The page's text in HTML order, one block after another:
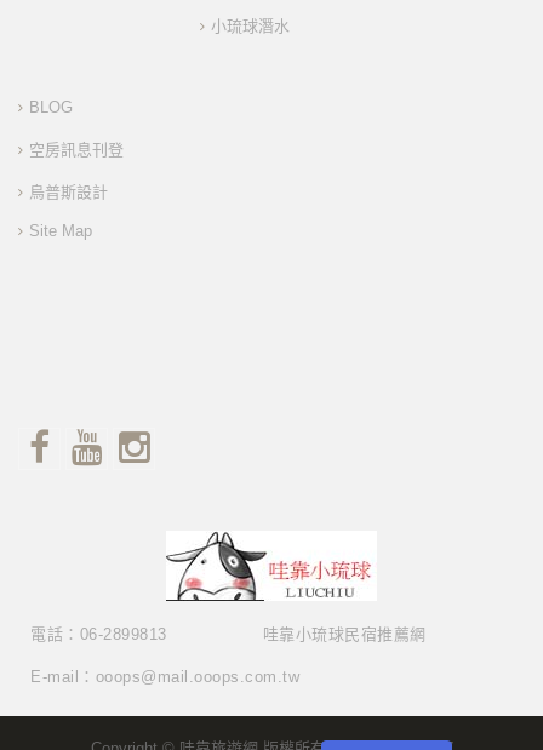
小琉球潛水
BLOG
空房訊息刊登
烏普斯設計
Site Map
哇靠小琉球民宿推薦網
電話：06-2899813
E-mail：ooops@mail.ooops.com.tw